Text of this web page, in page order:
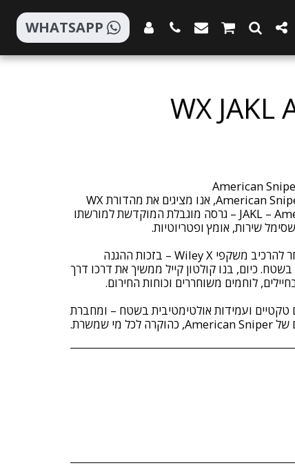
WHATSAPP
WX JAKL
בשיתוף פעולה מיוחד עם המותג American Sniper, אנו מציגים את מהדורת WX
JAKL – American Sniper Signature Series – גרסה מוגבלת המוקדשת למורשתו
במהלך שירותו הקרבי, כריס קייל בחר להרכיב משקפי Wiley X – בזכות ההגנה
כיום, בנו קולטון קייל ממשיך את דרכו דרך
טקטיים ועמידות אולטימטיבית בשטח – ומחברת